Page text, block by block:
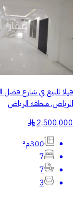
فيلا للبيع في شارع فضل
الرياض, منطقة الرياض
2,500,000
§
300م²
7
7
3